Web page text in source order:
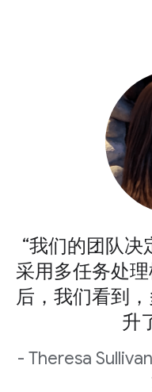
“我们的团队
采用多任务处
后，我们看到
升
- Theresa